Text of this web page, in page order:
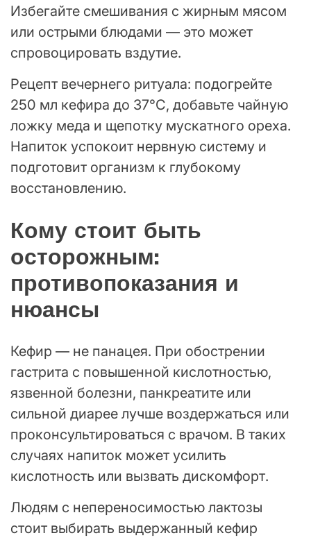
Избегайте смешивания с жирным мясом
или острыми блюдами — это может
спровоцировать вздутие.
Рецепт вечернего ритуала: подогрейте
250 мл кефира до 37°C, добавьте чайную
ложку меда и щепотку мускатного ореха.
Напиток успокоит нервную систему и
подготовит организм к глубокому
восстановлению.
Кому стоит быть
осторожным:
противопоказания и
нюансы
Кефир — не панацея. При обострении
гастрита с повышенной кислотностью,
язвенной болезни, панкреатите или
сильной диарее лучше воздержаться или
проконсультироваться с врачом. В таких
случаях напиток может усилить
кислотность или вызвать дискомфорт.
Людям с непереносимостью лактозы
стоит выбирать выдержанный кефир